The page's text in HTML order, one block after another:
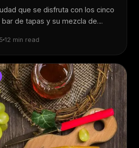
que se disfruta con los cinco
bar de tapas y su mezcla de…
12 min read